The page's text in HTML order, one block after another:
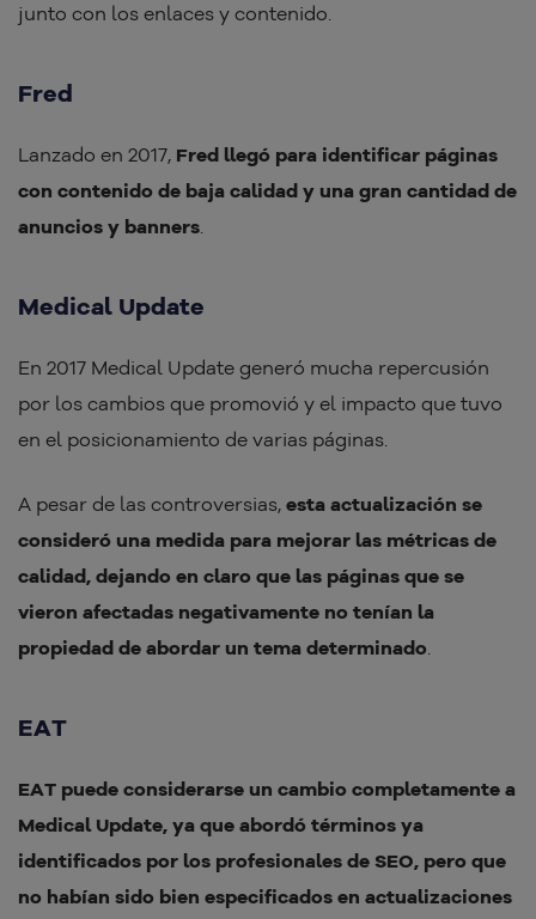
junto con los enlaces y contenido.
Fred
Lanzado en 2017, Fred llegó para identificar páginas
con contenido de baja calidad y una gran cantidad de
anuncios y banners.
Medical Update
En 2017 Medical Update generó mucha repercusión
por los cambios que promovió y el impacto que tuvo
en el posicionamiento de varias páginas.
A pesar de las controversias, esta actualización se
consideró una medida para mejorar las métricas de
calidad, dejando en claro que las páginas que se
vieron afectadas negativamente no tenían la
propiedad de abordar un tema determinado.
EAT
EAT puede considerarse un cambio completamente a
Medical Update, ya que abordó términos ya
identificados por los profesionales de SEO, pero que
no habían sido bien especificados en actualizaciones